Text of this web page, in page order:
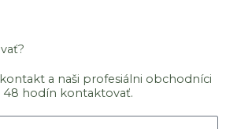
a naši profesiálni obchodníci
48 hodín kontaktovať.